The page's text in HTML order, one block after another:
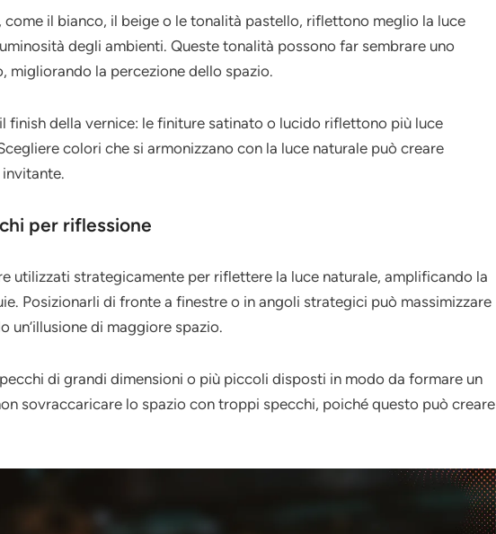
il bianco, il beige o le tonalità pastello, riflettono meglio la luce
degli ambienti. Queste tonalità possono far sembrare uno
migliorando la percezione dello spazio.
finish della vernice: le finiture satinato o lucido riflettono più luce
colori che si armonizzano con la luce naturale può creare
invitante.
per riflessione
utilizzati strategicamente per riflettere la luce naturale, amplificando la
Posizionarli di fronte a finestre o in angoli strategici può massimizzare
un’illusione di maggiore spazio.
di grandi dimensioni o più piccoli disposti in modo da formare un
sovraccaricare lo spazio con troppi specchi, poiché questo può creare